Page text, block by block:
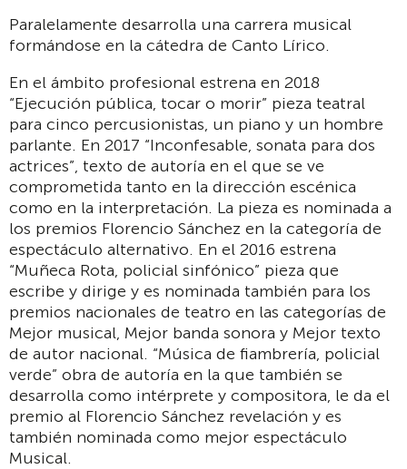
Paralelamente desarrolla una carrera musical
formándose en la cátedra de Canto Lírico.
En el ámbito profesional estrena en 2018
“Ejecución pública, tocar o morir” pieza teatral
para cinco percusionistas, un piano y un hombre
parlante. En 2017 “Inconfesable, sonata para dos
actrices”, texto de autoría en el que se ve
comprometida tanto en la dirección escénica
como en la interpretación. La pieza es nominada a
los premios Florencio Sánchez en la categoría de
espectáculo alternativo. En el 2016 estrena
“Muñeca Rota, policial sinfónico” pieza que
escribe y dirige y es nominada también para los
premios nacionales de teatro en las categorías de
Mejor musical, Mejor banda sonora y Mejor texto
de autor nacional. “Música de fiambrería, policial
verde” obra de autoría en la que también se
desarrolla como intérprete y compositora, le da el
premio al Florencio Sánchez revelación y es
también nominada como mejor espectáculo
Musical.